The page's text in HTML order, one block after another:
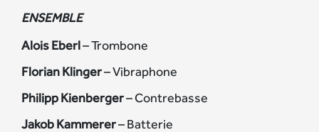
ENSEMBLE
Alois Eberl– Trombone
Florian Klinger– Vibraphone
Philipp Kienberger– Contrebasse
Jakob Kammerer– Batterie